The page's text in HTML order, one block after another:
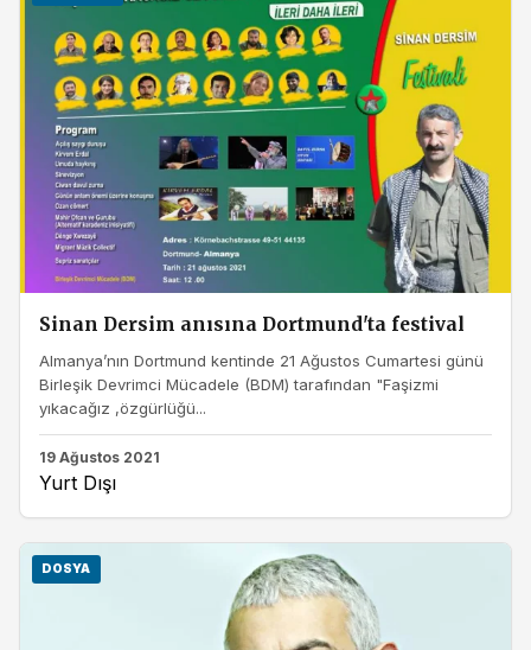
Sinan Dersim anısına Dortmund'ta festival
Almanya’nın Dortmund kentinde 21 Ağustos Cumartesi günü
Birleşik Devrimci Mücadele (BDM) tarafından "Faşizmi
yıkacağız ,özgürlüğü...
19 Ağustos 2021
Yurt Dışı
DOSYA